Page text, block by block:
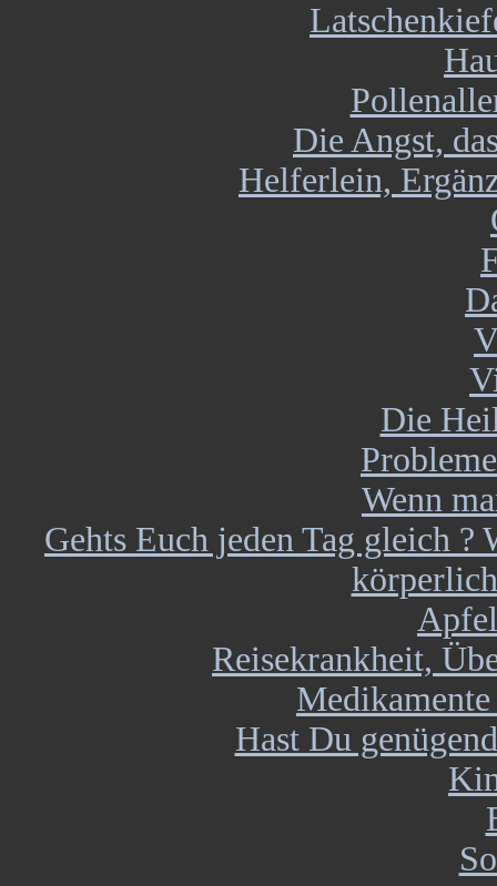
Die Angst,
Helferlein,
Die
Wenn
Gehts Euch jeden Tag gleich ?
Reisekrankheit,
Hast Du